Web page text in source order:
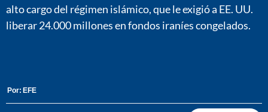
alto cargo del régimen islámico, que le exigió a EE. UU.
liberar 24.000 millones en fondos iraníes congelados.
Por: EFE